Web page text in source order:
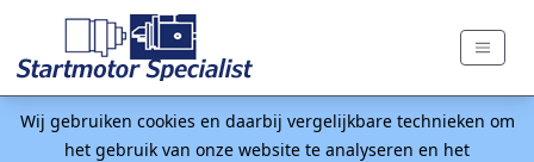
Wij gebruiken cookies en daarbij vergelijkbare technieken om
het gebruik van onze website te analyseren en het